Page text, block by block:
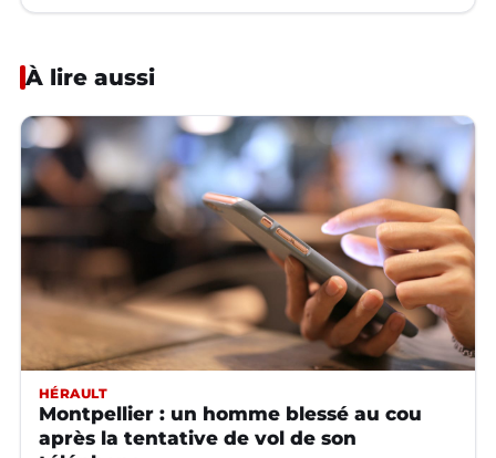
À lire aussi
HÉRAULT
Montpellier : un homme blessé au cou
après la tentative de vol de son